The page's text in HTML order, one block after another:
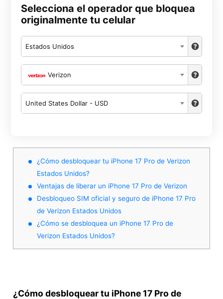
Selecciona el operador que bloquea
originalmente tu celular
Estados Unidos
Verizon
United States Dollar - USD
¿Cómo desbloquear tu iPhone 17 Pro de Verizon
Estados Unidos?
Ventajas de liberar un iPhone 17 Pro de Verizon
Desbloqueo SIM oficial y seguro de iPhone 17 Pro
de Verizon Estados Unidos
¿Cómo se desbloquea un iPhone 17 Pro de
Verizon Estados Unidos?
¿Cómo desbloquear tu iPhone 17 Pro de